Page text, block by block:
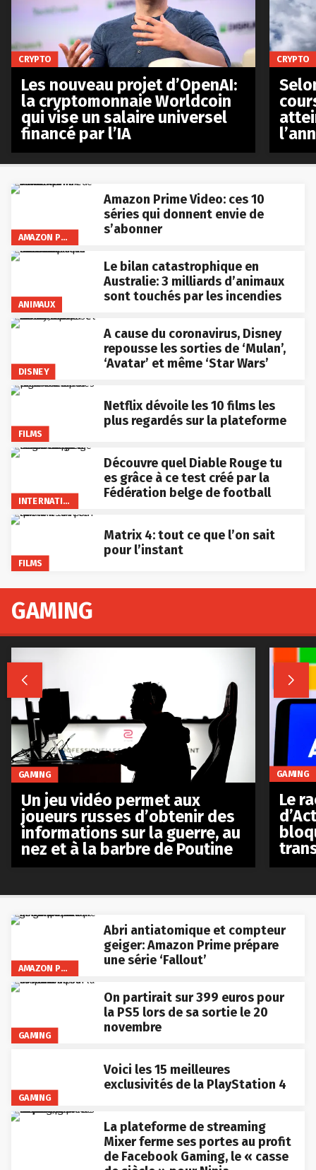
AMAZON PRIME VIDEO
Amazon Prime Video: ces 10
séries qui donnent envie de
s’abonner
ANIMAUX
Le bilan catastrophique en
Australie: 3 milliards d’animaux
sont touchés par les incendies
DISNEY
A cause du coronavirus, Disney
repousse les sorties de ‘Mulan’,
‘Avatar’ et même ‘Star Wars’
FILMS
Netflix dévoile les 10 films les
plus regardés sur la plateforme
INTERNATIONAL
Découvre quel Diable Rouge tu
es grâce à ce test créé par la
Fédération belge de football
FILMS
Matrix 4: tout ce que l’on sait
pour l’instant
AMAZON PRIME VIDEO
Abri antiatomique et compteur
geiger: Amazon Prime prépare
une série ‘Fallout’
GAMING
On partirait sur 399 euros pour
la PS5 lors de sa sortie le 20
novembre
GAMING
Voici les 15 meilleures
exclusivités de la PlayStation 4
La plateforme de streaming
Mixer ferme ses portes au profit
de Facebook Gaming, le « casse
CRYPTO
Les nouveau projet d’OpenAI:
la cryptomonnaie Worldcoin
qui vise un salaire universel
financé par l’IA
CRYPTO
GAMING
 
GAMING
Un jeu vidéo permet aux
joueurs russes d’obtenir des
informations sur la guerre, au
nez et à la barbre de Poutine
GAMING
Le